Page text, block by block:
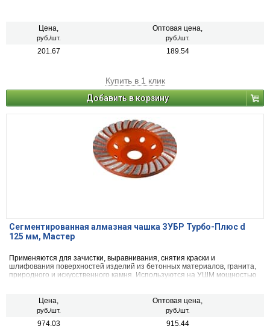
Цена,
руб./шт.
Оптовая цена,
руб./шт.
201.67 189.54
Купить в 1 клик
Добавить в корзину
Сегментированная алмазная чашка ЗУБР Турбо-Плюс d
125 мм, Мастер
Применяются для зачистки, выравнивания, снятия краски и
шлифования поверхностей изделий из бетонных материалов, гранита,
природного и искусственного камня. Используются на УШМ мощностью
Цена,
руб./шт.
Оптовая цена,
руб./шт.
974.03 915.44